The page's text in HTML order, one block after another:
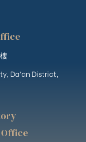
Da’an District,